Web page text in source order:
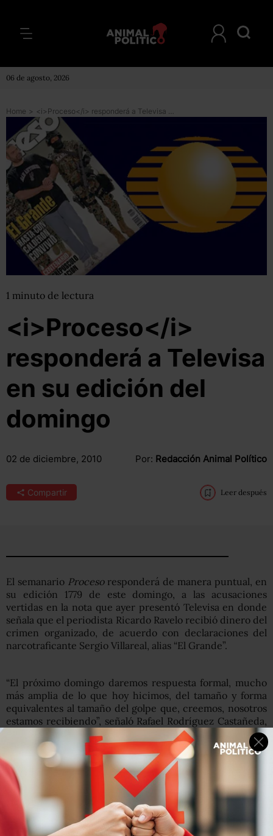
06 de agosto, 2026
Home > <i>Proceso</i> responderá a Televisa en su edición del domingo
1 minuto de lectura
<i>Proceso</i>
responderá a Televisa
en su edición del
domingo
02 de diciembre, 2010 Por: Redacción Animal Político
Compartir Leer después
El semanario Procesoresponderá de manera puntual, en
su edición 1779 de este domingo, a las acusaciones
vertidas en la nota que ayer presentó Televisa en donde
señala que el periodista Ricardo Ravelo recibió dinero del
crimen organizado, de acuerdo con declaraciones del
narcotraficante Sergio Villareal, alias “El Grande”.
“El próximo domingo daremos respuesta formal, mucho
más amplia de lo que hoy hicimos, del tamaño y forma
equivalentes al tamaño del golpe que, creemos, nosotros
estamos recibiendo”, señaló Rafael Rodríguez Castañeda,
director de la revista
, en entrevista con Carmen
Aristegui.
Asimismo, Rodríguez Castañeda enfatizó: “La posición de
la revista es sólida: negamos rotundamente cualquier tipo
de dádiva o cuota que nos paguen los narcos por dejar de
publicar una cosa u otra”.